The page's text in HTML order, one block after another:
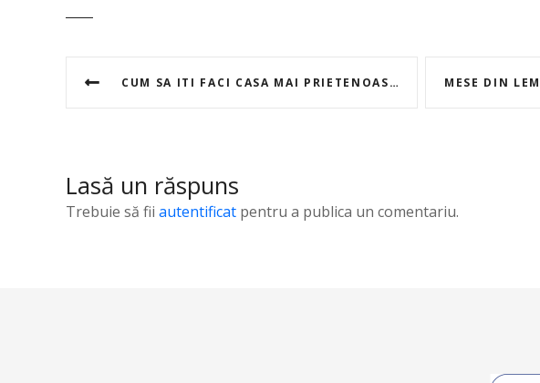
N
i
g
CUM SA ITI FACI CASA MAI PRIETENOASA PENTRU ANIMALELE DE COMPANIE: SFATURI SI RECOMANDARI PENTRU A EVITA ACCIDENTELE SI DETERIORARILE
Lasă un răspuns
Trebuie să fii autentificat pentru a publica un comentariu.